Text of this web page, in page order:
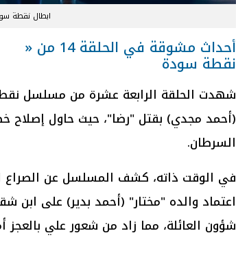
ابطال نقطة
أحداث مشوقة في الحلقة 14 من «
نقطة سودة
شهدت الحلقة الرابعة عشرة من مسلسل
(أحمد مجدي) بقتل "رضا"، حيث حاول
السرطان.
في الوقت ذاته، كشف المسلسل عن
اعتماد والده "مختار" (أحمد بدير) على
شؤون العائلة، مما زاد من شعور علي بالعجز